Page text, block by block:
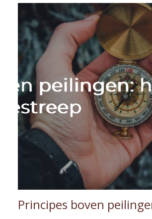
Principes boven